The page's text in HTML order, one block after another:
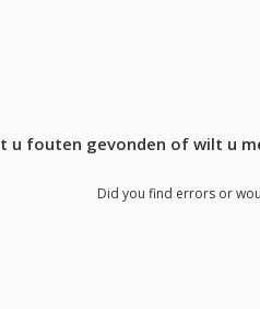
u fouten gevonden of wilt u
Did you find errors or